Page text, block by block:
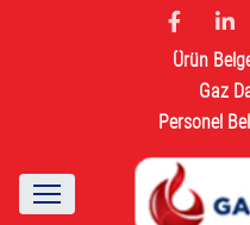
Ürün
Gaz
Personel